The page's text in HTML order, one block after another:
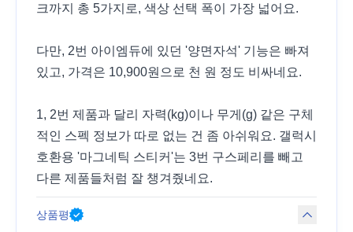
크까지 총 5가지로, 색상 선택 폭이 가장 넓어요.
다만, 2번 아이엠듀에 있던 '양면자석' 기능은 빠져
있고, 가격은 10,900원으로 천 원 정도 비싸네요.
1, 2번 제품과 달리 자력(kg)이나 무게(g) 같은 구체
적인 스펙 정보가 따로 없는 건 좀 아쉬워요. 갤럭시
호환용 '마그네틱 스티커'는 3번 구스페리를 빼고
다른 제품들처럼 잘 챙겨줬네요.
상품평